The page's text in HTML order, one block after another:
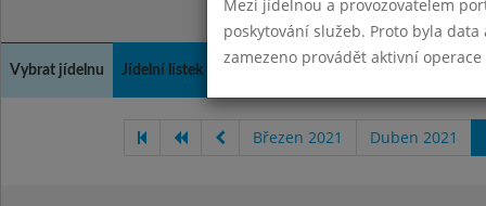
Vybrat jídelnu Jídelní lístek Kontakty a informace
Březen 2021 Duben 2021
Mezi jídelnou a provozovatelem
poskytování služeb. Proto byla
zamezeno provádět aktivní